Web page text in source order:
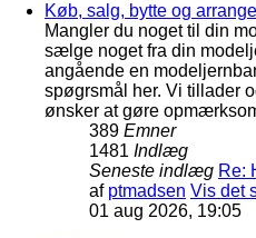
Køb, salg, bytte og
Mangler du noget til din
sælge noget fra din
angående en
spøgrsmål her. Vi tillader
ønsker at gøre
389 Emner
1481 Indlæg
Seneste indlæg Re:
af ptmadsen Vis det
01 aug 2026, 19:05